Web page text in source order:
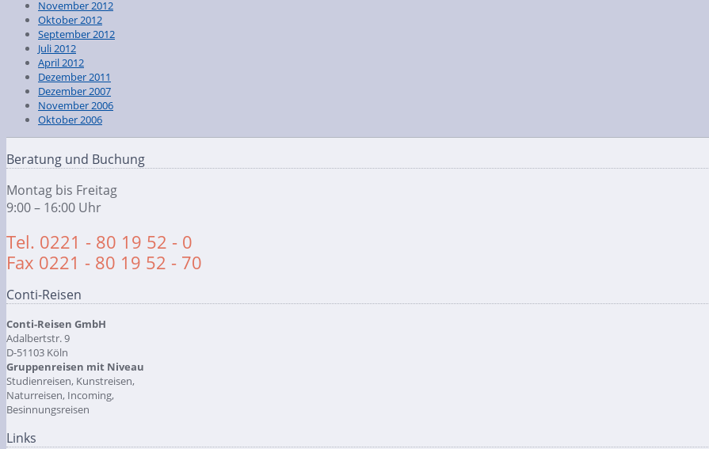
November 2012
Oktober 2012
September 2012
Juli 2012
April 2012
Dezember 2011
Dezember 2007
November 2006
Oktober 2006
Beratung und Buchung
Montag bis Freitag
9:00 – 16:00 Uhr
Tel. 0221 - 80 19 52 - 0
Fax 0221 - 80 19 52 - 70
Conti-Reisen
Conti-Reisen GmbH
Adalbertstr. 9
D-51103 Köln
Gruppenreisen mit Niveau
Studienreisen, Kunstreisen,
Naturreisen, Incoming,
Besinnungsreisen
Links